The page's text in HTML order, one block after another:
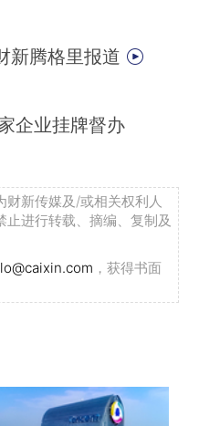
新腾格里报道
企业挂牌督办
财新传媒及/或相关权利人
进行转载、摘编、复制及
，获得书面